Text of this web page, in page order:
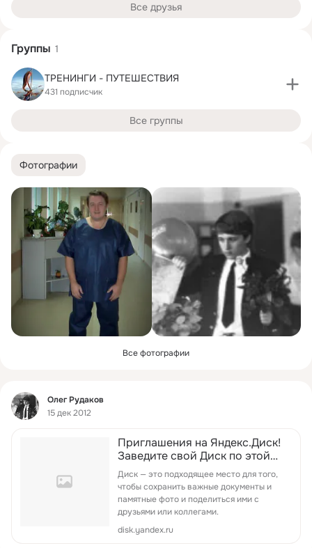
Фотографии
Все фотографии
Фид
Олег Рудаков
15 дек 2012
Приглашения на Яндекс.Диск!
Заведите свой Диск по этой
ссылке и получите 1 ГБ
дополнительного
пространства.
Диск — это подходящее место для того,
чтобы сохранить важные документы и
памятные фото и поделиться ими с
друзьями или коллегами.
disk.yandex.ru
Все друзья
Группы 1
ТРЕНИНГИ - ПУТЕШЕСТВИЯ
431 подписчик
Все группы